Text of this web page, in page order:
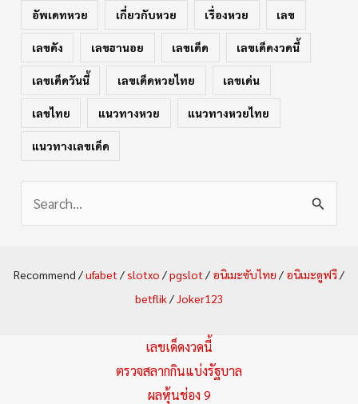
อัพเดทหวย เกี่ยวกับหวย เรื่องหวย เลข
เลขดัง เลขฮานอย เลขเด็ด เลขเด็ดงวดนี้
เลขเด็ดวันนี้ เลขเด็ดหวยไทย เลขเด่น
เลขไทย แนวทางหวย แนวทางหวยไทย
แนวทางเลขเด็ด
Recommend /ufabet /slotxo /pgslot / อนิเมะซับไทย / อนิเมะดูฟรี/
betflik/Joker123
เลขเด็ดงวดนี้
ตรวจสลากกินแบ่งรัฐบาล
ผลหุ้นช่อง 9